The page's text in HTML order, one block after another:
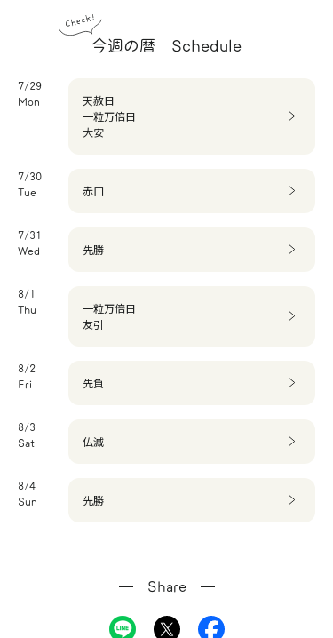
今週の暦 Schedule
7/29
Mon
天赦日
一粒万倍日
大安
7/30
Tue
赤口
7/31
Wed
先勝
8/1
Thu
一粒万倍日
友引
8/2
Fri
先負
8/3
Sat
仏滅
8/4
Sun
先勝
Share